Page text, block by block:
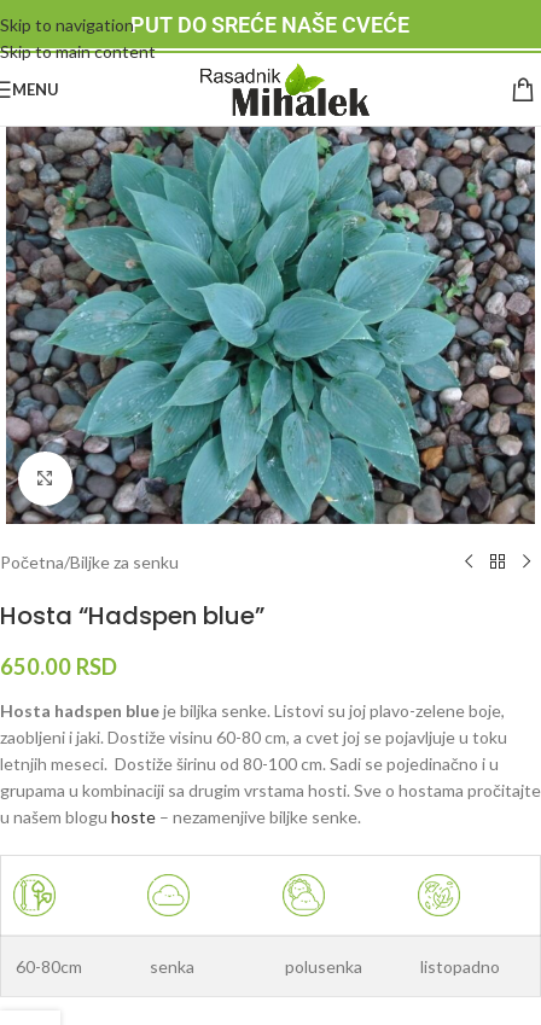
Skip to navigation
Skip to main content
PUT DO SREĆE NAŠE CVEĆE
MENU
Klknite da uvećate
Početna/Biljke za senku
Hosta “Hadspen blue”
650.00 RSD
Hosta hadspen blueje biljka senke. Listovi su joj plavo-zelene boje,
zaobljeni i jaki. Dostiže visinu 60-80 cm, a cvet joj se pojavljuje u toku
letnjih meseci. Dostiže širinu od 80-100 cm. Sadi se pojedinačno i u
grupama u kombinaciji sa drugim vrstama hosti. Sve o hostama pročitajte
u našem blogu hoste – nezamenjive biljke senke.
60-80cm senka polusenka listopadno